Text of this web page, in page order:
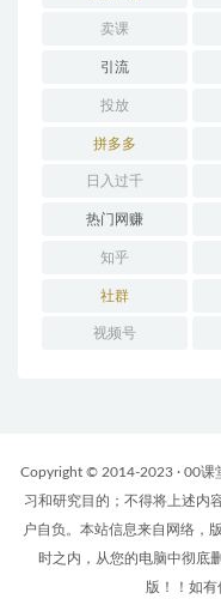
卖课
引流
投放
拼多多
日入过千
热门网赚
知乎
社群
视频号
Copyright © 2014-2023 · 00课
习和研究目的；不得将上述内
户自负。本站信息来自网络，
时之内，从您的电脑中彻底
版！！如